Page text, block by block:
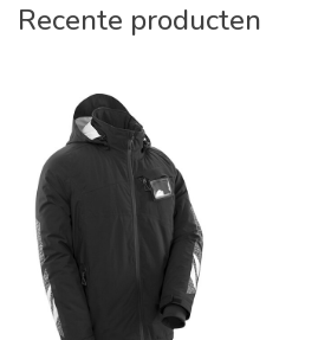
Recente producten